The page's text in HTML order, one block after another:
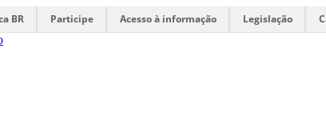
BR Participe Acesso à informação Legislação